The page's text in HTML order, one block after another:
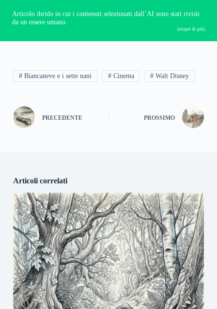
Articolo ibrido in cui i contenuti selezionati dall’AI sono stati rivisti
da un essere umano.
(scopri di più)
# Biancaneve e i sette nani # Cinema # Walt Disney
PRECEDENTE PROSSIMO
Articoli correlati